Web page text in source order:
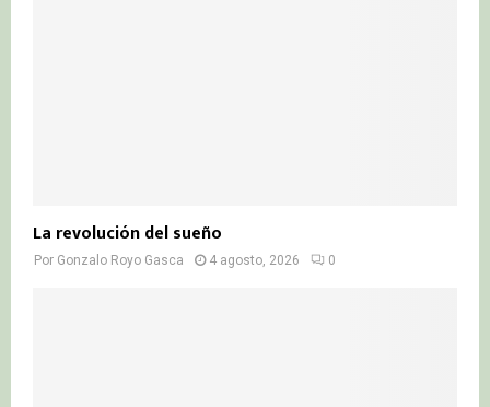
La revolución del sueño
Por Gonzalo Royo Gasca 4 agosto, 2026 0